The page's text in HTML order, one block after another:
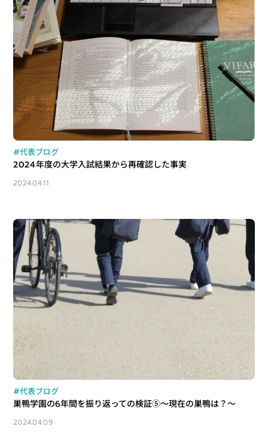
#代表ブログ
2024年度の大学入試結果から再確認した事実
2024.04.11
#代表ブログ
巣鴨学園の6年間を振り返っての検証⑤～現在の巣鴨は？～
2024.04.09